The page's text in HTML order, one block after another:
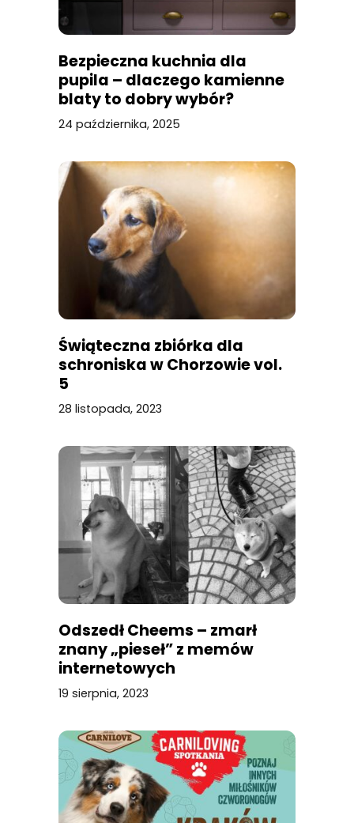
Bezpieczna kuchnia dla
pupila – dlaczego kamienne
blaty to dobry wybór?
24 października, 2025
Świąteczna zbiórka dla
schroniska w Chorzowie vol.
5
28 listopada, 2023
Odszedł Cheems – zmarł
znany „pieseł” z memów
internetowych
19 sierpnia, 2023